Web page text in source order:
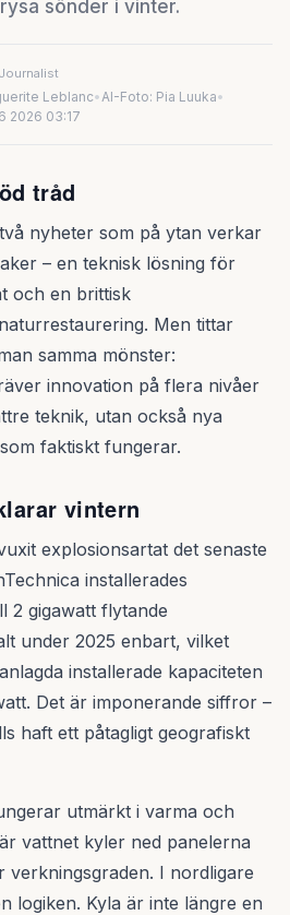
sönder i vinter.
Leblanc•AI-Foto: Pia Luuka•
2026 03:17
tråd
nyheter som på ytan verkar
– en teknisk lösning för
och en brittisk
Men tittar
samma mönster:
innovation på flera nivåer
teknik, utan också nya
faktiskt fungerar.
vintern
explosionsartat det senaste
installerades
2 gigawatt flytande
under 2025 enbart, vilket
installerade kapaciteten
Det är imponerande siffror –
haft ett påtagligt geografiskt
utmärkt i varma och
vattnet kyler ned panelerna
I nordligare
logiken. Kyla är inte längre en